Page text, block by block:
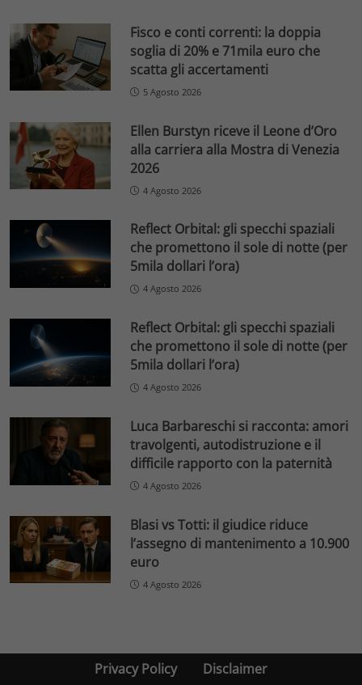
Fisco e conti correnti: la doppia
soglia di 20% e 71mila euro che
scatta gli accertamenti
5 Agosto 2026
Ellen Burstyn riceve il Leone d’Oro
alla carriera alla Mostra di Venezia
2026
4 Agosto 2026
Reflect Orbital: gli specchi spaziali
che promettono il sole di notte (per
5mila dollari l’ora)
4 Agosto 2026
Reflect Orbital: gli specchi spaziali
che promettono il sole di notte (per
5mila dollari l’ora)
4 Agosto 2026
Luca Barbareschi si racconta: amori
travolgenti, autodistruzione e il
difficile rapporto con la paternità
4 Agosto 2026
Blasi vs Totti: il giudice riduce
l’assegno di mantenimento a 10.900
euro
4 Agosto 2026
Privacy Policy Disclaimer